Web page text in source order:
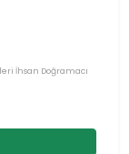
İhsan Doğramacı